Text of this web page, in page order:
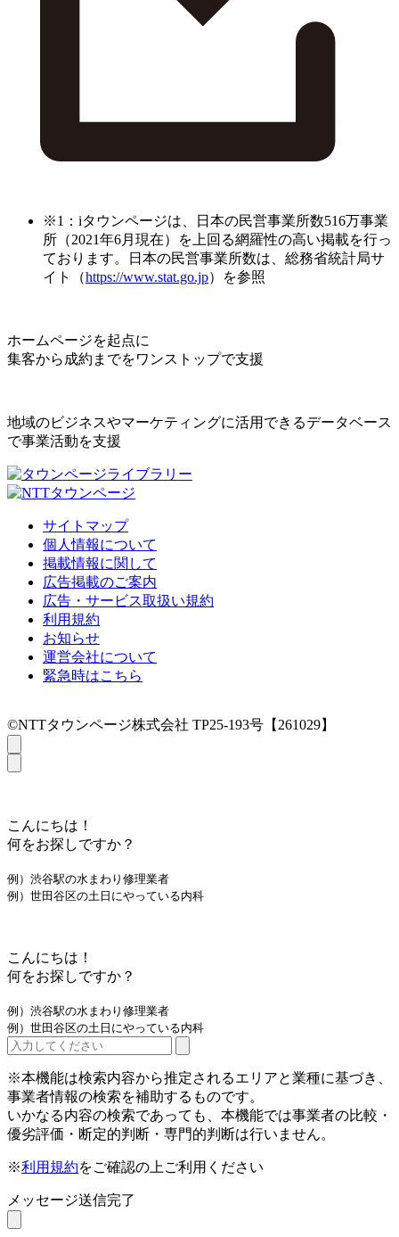
※1：iタウンページは、日本の民営事業所数516万事業
所（2021年6月現在）を上回る網羅性の高い掲載を行っ
ております。日本の民営事業所数は、総務省統計局サ
イト（https://www.stat.go.jp）を参照
ホームページを起点に
集客から成約までをワンストップで支援
地域のビジネスやマーケティングに活用できるデータベース
で事業活動を支援
サイトマップ
個人情報について
掲載情報に関して
広告掲載のご案内
広告・サービス取扱い規約
利用規約
お知らせ
運営会社について
緊急時はこちら
©NTTタウンページ株式会社 TP25-193号【261029】
こんにちは！
何をお探しですか？
例）渋谷駅の水まわり修理業者
例）世田谷区の土日にやっている内科
こんにちは！
何をお探しですか？
例）渋谷駅の水まわり修理業者
例）世田谷区の土日にやっている内科
※本機能は検索内容から推定されるエリアと業種に基づき、
事業者情報の検索を補助するものです。
いかなる内容の検索であっても、本機能では事業者の比較・
優劣評価・断定的判断・専門的判断は行いません。
※利用規約をご確認の上ご利用ください
メッセージ送信完了